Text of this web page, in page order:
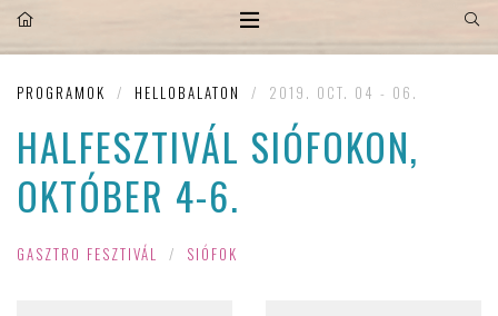
PROGRAMOK / HELLOBALATON / 2019. OCT. 04 - 06.
HALFESZTIVÁL SIÓFOKON,
OKTÓBER 4-6.
GASZTRO FESZTIVÁL / SIÓFOK